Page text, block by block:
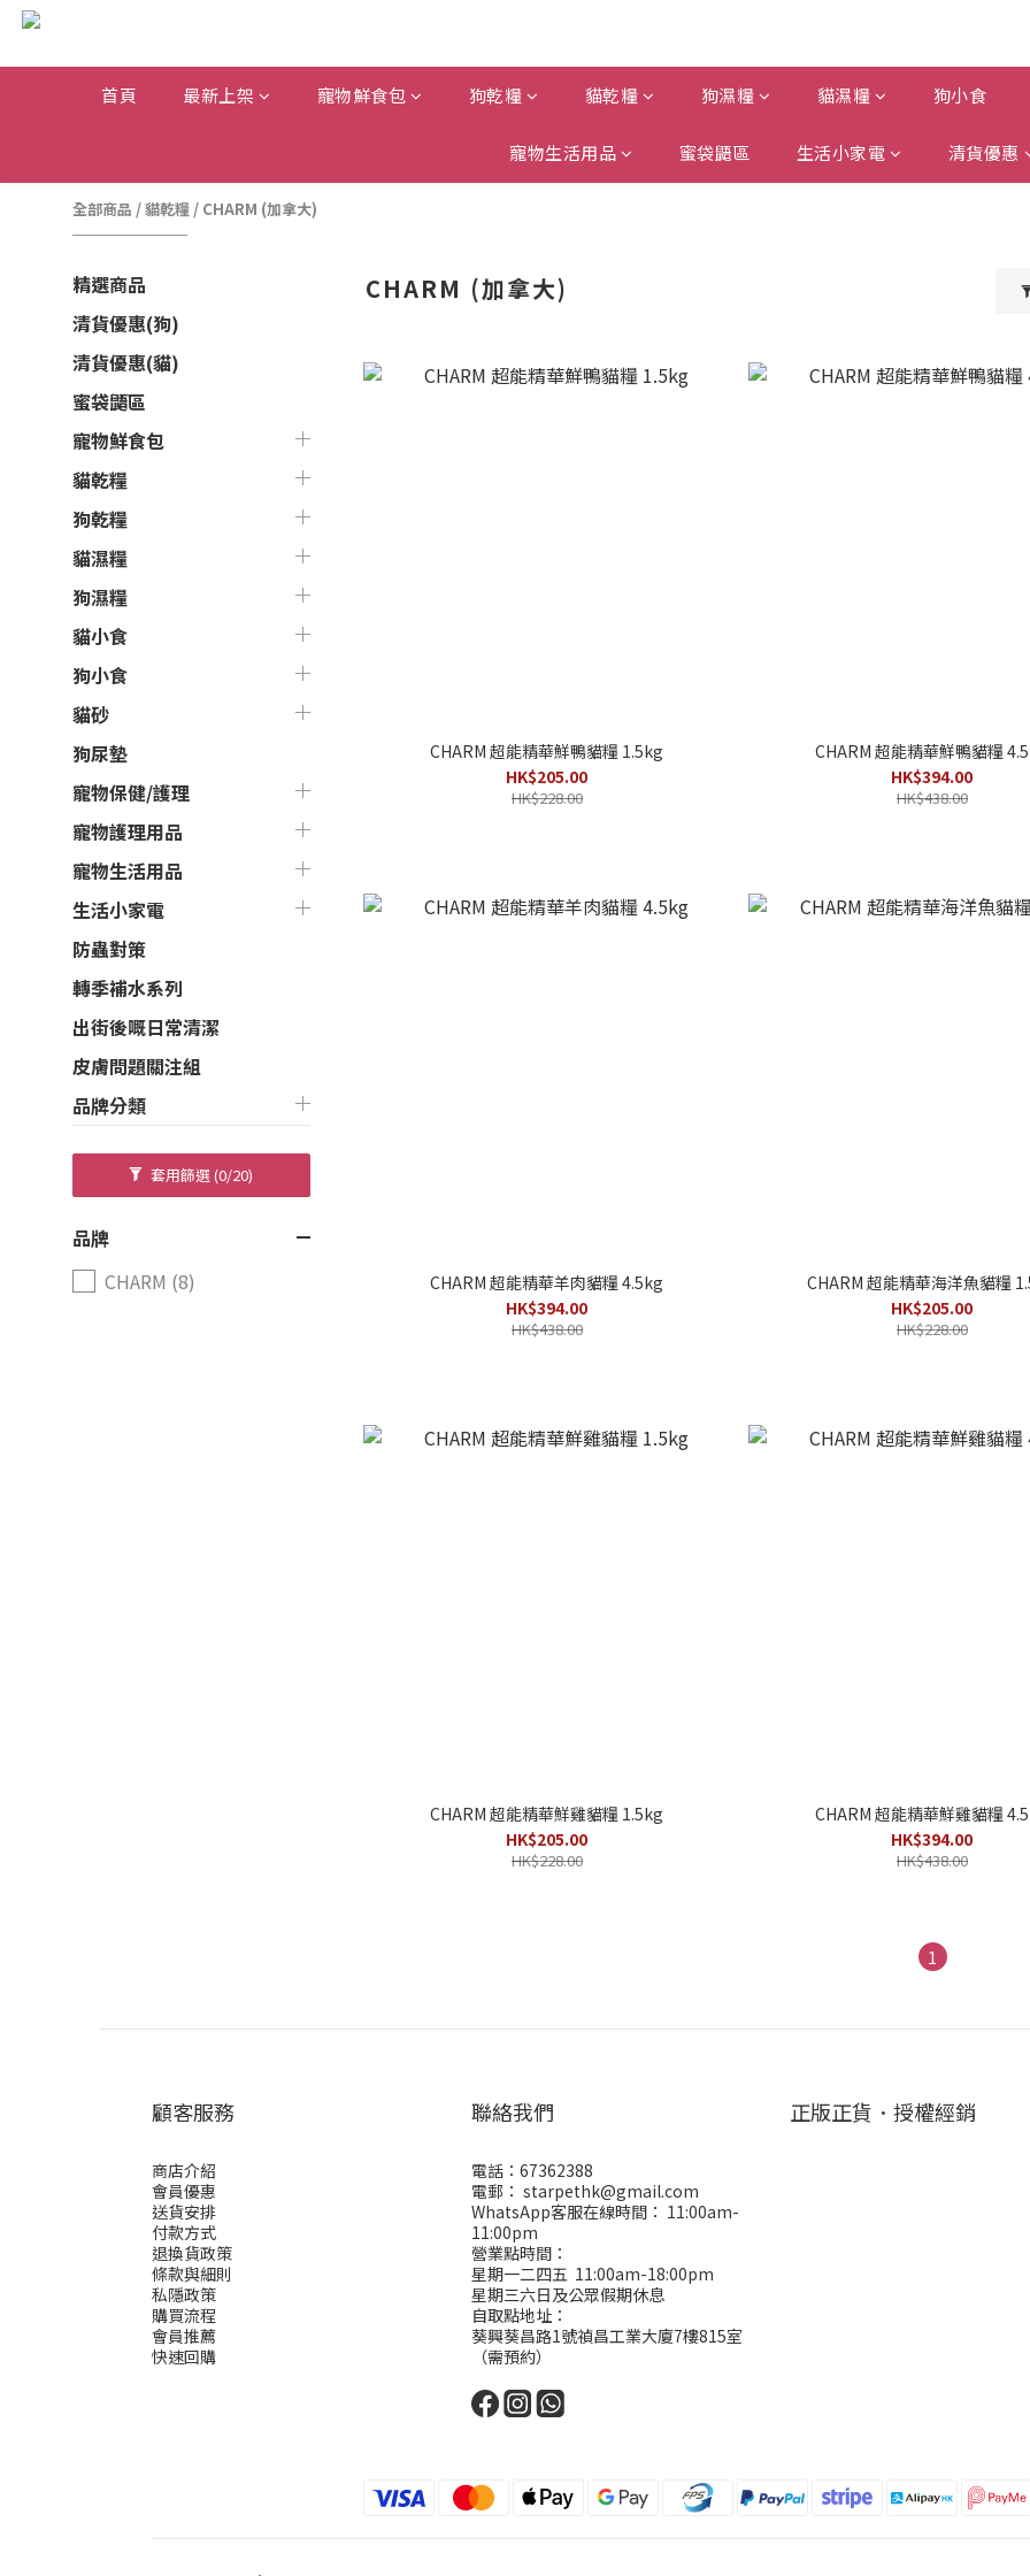
首頁 最新上架 寵物鮮食包 狗乾糧 貓乾糧 狗濕糧 貓濕糧 狗小食
寵物生活用品 蜜袋鼯區 生活小家電 清貨優惠
全部商品 /貓乾糧 / CHARM (加拿大)
精選商品
清貨優惠(狗)
清貨優惠(貓)
蜜袋鼯區
寵物鮮食包
貓乾糧
狗乾糧
貓濕糧
狗濕糧
貓小食
狗小食
貓砂
狗尿墊
寵物保健/護理
寵物護理用品
寵物生活用品
生活小家電
防蟲對策
轉季補水系列
出街後嘅日常清潔
皮膚問題關注組
品牌分類
套用篩選(0/20)
品牌
CHARM (8)
CHARM (加拿大)
CHARM 超能精華鮮鴨貓糧 1.5kg
HK$205.00
HK$228.00
CHARM 超能精華鮮鴨貓糧
HK$394.00
HK$438.00
CHARM 超能精華羊肉貓糧 4.5kg
HK$394.00
HK$438.00
CHARM 超能精華海洋魚貓糧
HK$205.00
HK$228.00
CHARM 超能精華鮮雞貓糧 1.5kg
HK$205.00
HK$228.00
CHARM 超能精華鮮雞貓糧
HK$394.00
HK$438.00
1
顧客服務
商店介紹
會員優惠
送貨安排
付款方式
退換貨政策
條款與細則
私隱政策
購買流程
會員推薦
快速回購
聯絡我們
電話：67362388
電郵： starpethk@gmail.com
WhatsApp客服在線時間： 11:00am-
11:00pm
營業點時間：
星期一二四五 11:00am-18:00pm
星期三六日及公眾假期休息
自取點地址：
葵興葵昌路1號禎昌工業大廈7樓815室
（需預約）
正版正貨．授權經銷